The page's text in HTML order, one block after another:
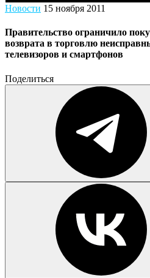
Новости 15 ноября 2011
Правительство ограничило
возврата в торговлю
телевизоров и смартфонов
Поделиться